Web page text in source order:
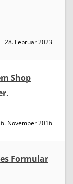
28. Februar 2023
Shop
November 2016
Formular